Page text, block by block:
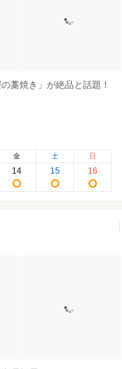
藁焼き」が絶品と話題！
金
14
土
15
日
16